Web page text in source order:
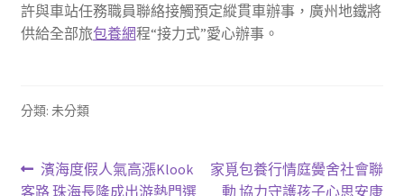
許與車站任務職員聯絡接觸預定縱貫車辦事，廣州地鐵將
供給全部旅包養網程“接力式”愛心辦事。
分類: 未分類
文上
一
濱海度假人氣高漲Klook
客路 珠海長隆成出游熱門選
下
一
家覓包養行情庭黌舍社會聯
動 協力守護孩子心思安康